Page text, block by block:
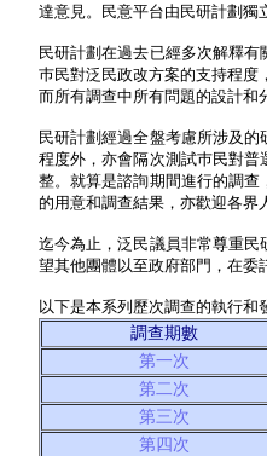
達意見。民意平台由民研計劃獨
民研計劃在過去已經多次解釋
巿民對泛民政改方案的支持程度
而所有調查中所有問題的設計和
民研計劃經過全盤考慮所涉及
程度外，亦會隔次測試巿民對
整。就算是諮詢期間進行的調
的用意和調查結果，亦歡迎各界
迄今為止，泛民議員非常尊重
望其他團體以至政府部門，在委
以下是本系列歷次調查的執行和
調查期數
第一次
第二次
第三次
第四次